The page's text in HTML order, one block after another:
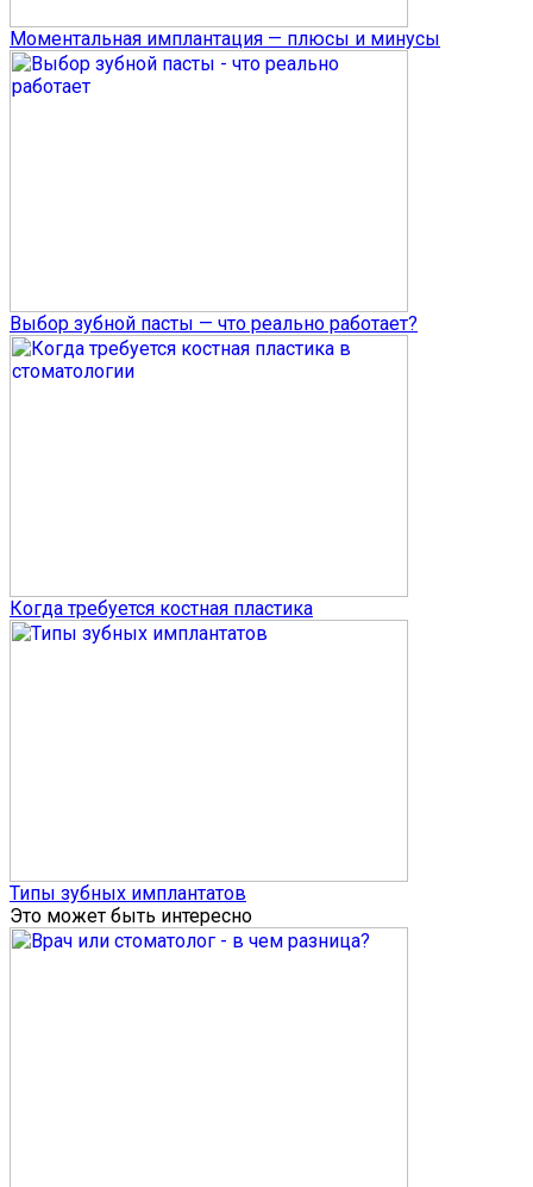
Моментальная имплантация — плюсы и минусы
Выбор зубной пасты — что реально работает?
Когда требуется костная пластика
Типы зубных имплантатов
Это может быть интересно